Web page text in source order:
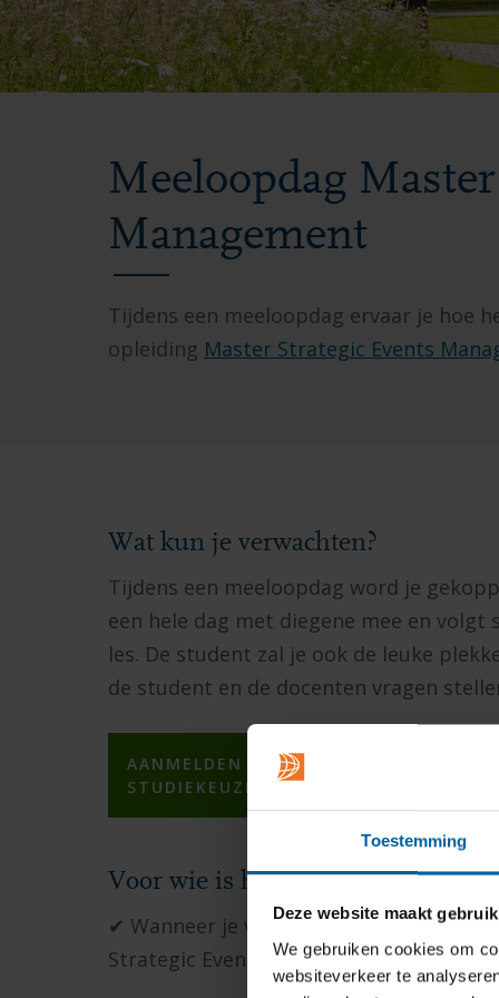
Toestemming
Deze website maakt
We gebruiken cookies om
websiteverkeer te
Meeloopdag
Management
Tijdens een meeloopdag ervaar je hoe
opleiding Master Strategic Events
Wat kun je verwachten?
Tijdens een meeloopdag word je
een hele dag met diegene mee en
les. De student zal je ook de leuke
de student en de docenten vragen
AANMELDEN IS NIET MEER MOGELIJK.
STUDIEKEUZEACTIVITEITEN.
Voor wie is het?
✔ Wanneer je van plan bent om in
Strategic Events Managemen te starten.